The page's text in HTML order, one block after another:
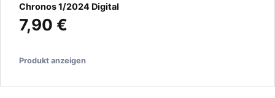
Chronos 1/2024 Digital
7,90 €
Produkt anzeigen